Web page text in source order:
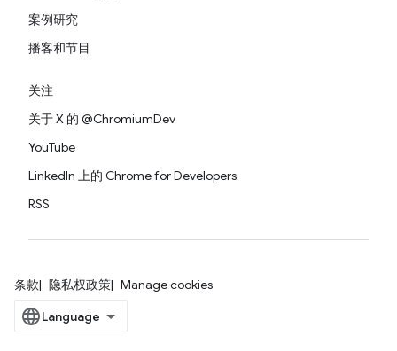
案例研究
播客和节目
关注
关于 X 的 @ChromiumDev
YouTube
LinkedIn 上的 Chrome for Developers
RSS
条款 隐私权政策 Manage cookies